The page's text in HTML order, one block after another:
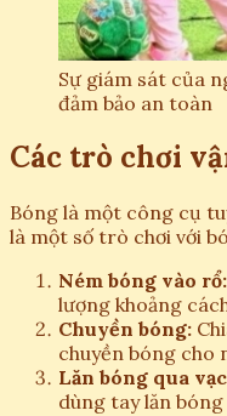
Sự giám sát của
đảm bảo an toàn
Các trò chơi
Bóng là một công cụ
là một số trò chơi với
Ném bóng vào rổ:
lượng khoảng
Chuyền bóng:
chuyền bóng cho
Lăn bóng qua
dùng tay lăn